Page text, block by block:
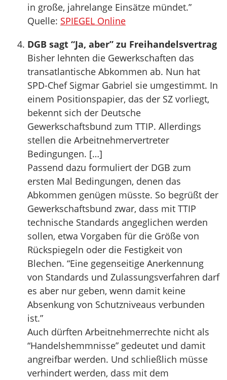
in große, jahrelange Einsätze mündet.”
Quelle: SPIEGEL Online
DGB sagt “Ja, aber” zu Freihandelsvertrag
Bisher lehnten die Gewerkschaften das
transatlantische Abkommen ab. Nun hat
SPD-Chef Sigmar Gabriel sie umgestimmt. In
einem Positionspapier, das der SZ vorliegt,
bekennt sich der Deutsche
Gewerkschaftsbund zum TTIP. Allerdings
stellen die Arbeitnehmervertreter
Bedingungen. […]
Passend dazu formuliert der DGB zum
ersten Mal Bedingungen, denen das
Abkommen genügen müsste. So begrüßt der
Gewerkschaftsbund zwar, dass mit TTIP
technische Standards angeglichen werden
sollen, etwa Vorgaben für die Größe von
Rückspiegeln oder die Festigkeit von
Blechen. “Eine gegenseitige Anerkennung
von Standards und Zulassungsverfahren darf
es aber nur geben, wenn damit keine
Absenkung von Schutzniveaus verbunden
ist.”
Auch dürften Arbeitnehmerrechte nicht als
“Handelshemmnisse” gedeutet und damit
angreifbar werden. Und schließlich müsse
verhindert werden, dass mit dem